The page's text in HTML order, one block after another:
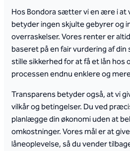
Hos Bondora sætter vi en ære i
betyder ingen skjulte gebyrer og
overraskelser. Vores renter er
baseret på en fair vurdering af din
stille sikkerhed for at få et lån hos
processen endnu enklere og
Transparens betyder også, at vi
vilkår og betingelser. Du ved
planlægge din økonomi uden at
omkostninger. Vores mål er at
låneoplevelse, så du vender